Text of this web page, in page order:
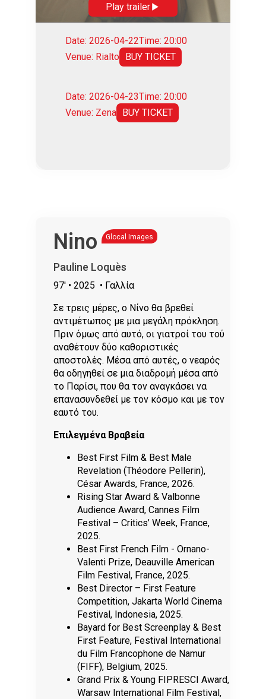
Play trailer
Date: 2026-04-22Time: 20:00
Venue: Rialto BUY TICKET
Date: 2026-04-23Time: 20:00
Venue: Zena BUY TICKET
Nino Glocal Images
Pauline Loquès
97' • 2025 • Γαλλία
Σε τρεις μέρες, ο Νίνο θα βρεθεί
αντιμέτωπος με μια μεγάλη πρόκληση.
Πριν όμως από αυτό, οι γιατροί του τού
αναθέτουν δύο καθοριστικές
αποστολές. Μέσα από αυτές, ο νεαρός
θα οδηγηθεί σε μια διαδρομή μέσα από
το Παρίσι, που θα τον αναγκάσει να
επανασυνδεθεί με τον κόσμο και με τον
εαυτό του.
Επιλεγμένα Βραβεία
Best First Film & Best Male
Revelation (Théodore Pellerin),
César Awards, France, 2026.
Rising Star Award & Valbonne
Audience Award, Cannes Film
Festival – Critics’ Week, France,
2025.
Best First French Film - Ornano-
Valenti Prize, Deauville American
Film Festival, France, 2025.
Best Director – First Feature
Competition, Jakarta World Cinema
Festival, Indonesia, 2025.
Bayard for Best Screenplay & Best
First Feature, Festival International
du Film Francophone de Namur
(FIFF), Belgium, 2025.
Grand Prix & Young FIPRESCI Award,
Warsaw International Film Festival,